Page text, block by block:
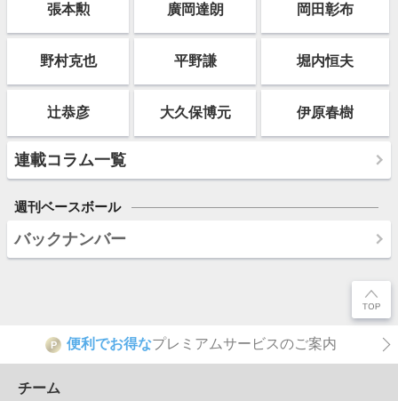
張本勲 廣岡達朗 岡田彰布
野村克也 平野謙 堀内恒夫
辻恭彦 大久保博元 伊原春樹
連載コラム一覧
週刊ベースボール
バックナンバー
P 便利でお得なプレミアムサービスのご案内
チーム